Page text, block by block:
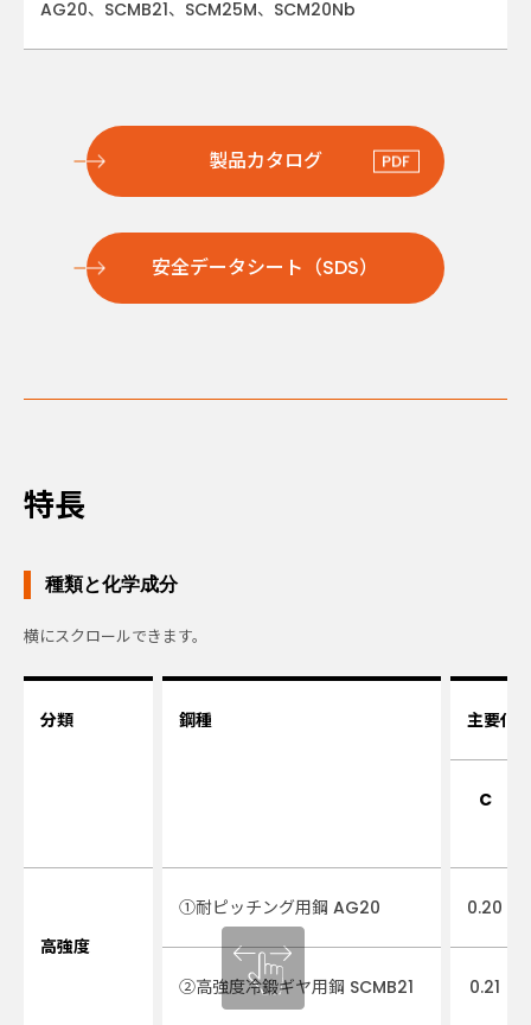
AG20、SCMB21、SCM25M、SCM20Nb
製品カタログ
安全データシート（SDS）
特長
種類と化学成分
分類 鋼種 主要化
C
高強度
①耐ピッチング用鋼 AG20 0.20
②高強度冷鍛ギヤ用鋼 SCMB21 0.21